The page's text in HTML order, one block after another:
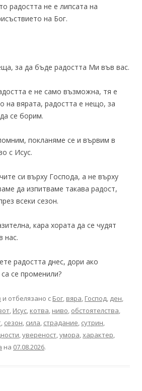
радостта не е липсата на
на Бог.
за да бъде радостта Ми във вас.
е не само възможна, тя е
на вярата, радостта е нещо, за
се борим.
покланяме се и вървим в
с Исус.
си върху Господа, а не върху
да изпитваме такава радост,
всеки сезон.
кара хората да се чудят
нас.
радостта днес, дори ако
се променили?
и отбелязано с Бог, вяра, Господ, ден,
, Исус, котва, ниво, обстоятелства,
, сезон, сила, страдание, сутрин,
,увереност,умора,характер,
на 07.08.2026.